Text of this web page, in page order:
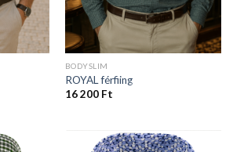
BODYSLIM
ROYAL férfiing
16 200 Ft